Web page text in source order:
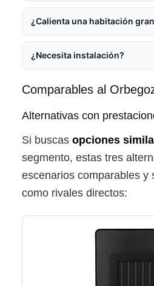
¿Calienta una habitación
¿Necesita instalación?
Comparables al
Alternativas con
Si buscas opciones
segmento, estas tres
escenarios comparables y
como rivales directos: